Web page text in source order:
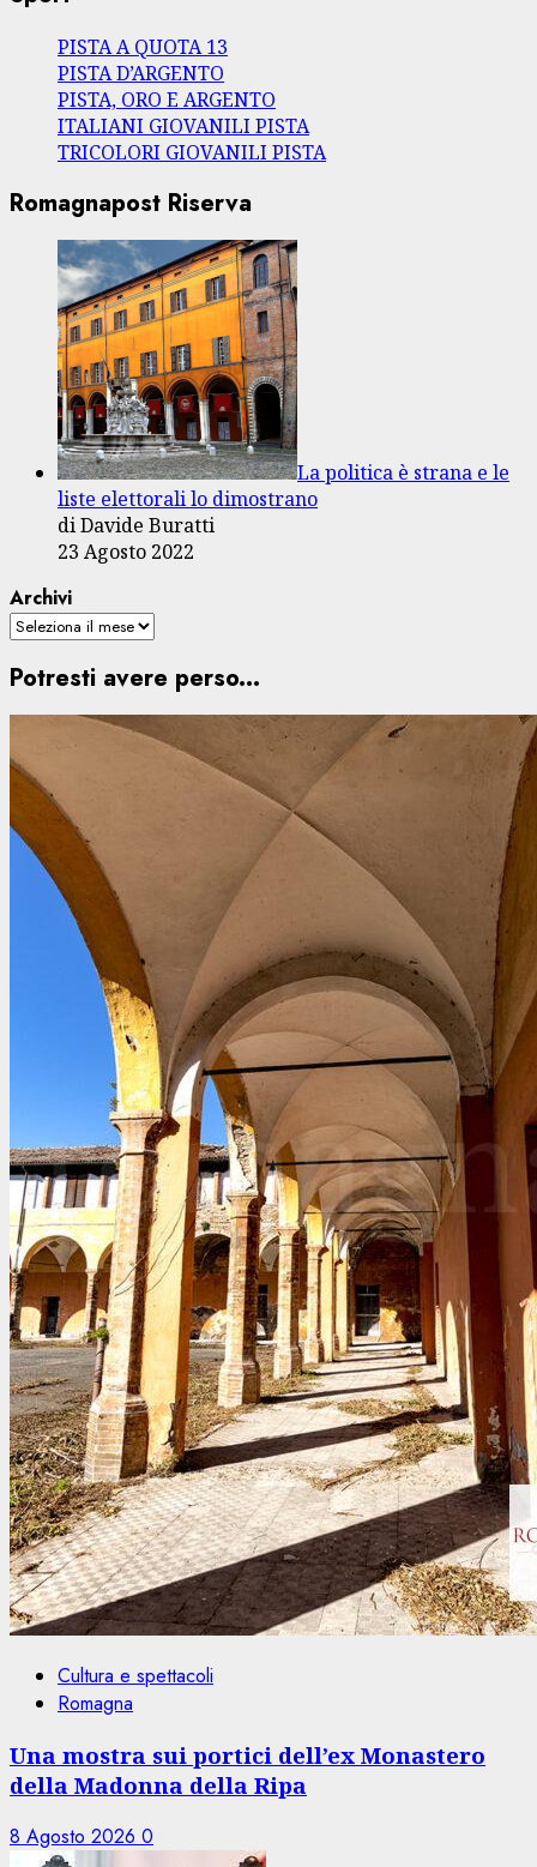
PISTA A QUOTA 13
PISTA D’ARGENTO
PISTA, ORO E ARGENTO
ITALIANI GIOVANILI PISTA
TRICOLORI GIOVANILI PISTA
Romagnapost Riserva
La politica è strana e le
liste elettorali lo dimostrano
di Davide Buratti
23 Agosto 2022
Archivi
Potresti avere perso...
Cultura e spettacoli
Romagna
Una mostra sui portici dell’ex Monastero
della Madonna della Ripa
8 Agosto 2026 0